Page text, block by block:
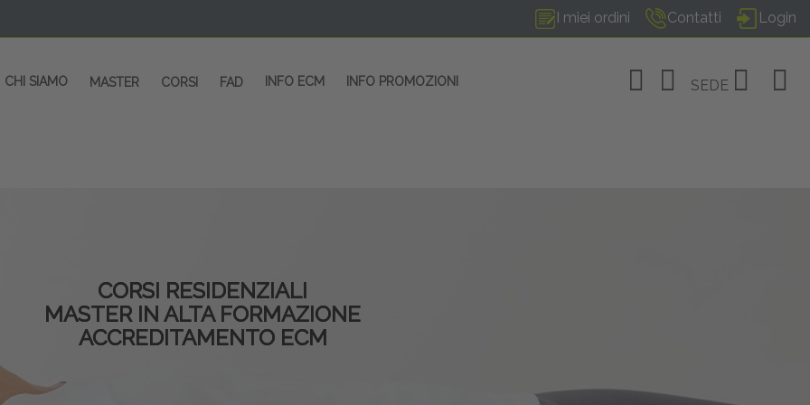
I miei ordini Contatti Login
CHI SIAMO MASTER CORSI FAD INFO ECM INFO PROMOZIONI SEDE
CORSI RESIDENZIALI
MASTER IN ALTA FORMAZIONE
ACCREDITAMENTO ECM